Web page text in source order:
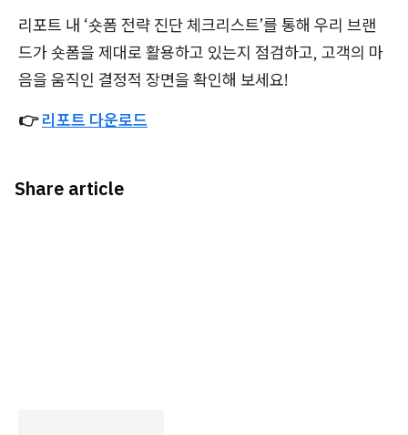
리포트 내 ‘숏폼 전략 진단 체크리스트’를 통해 우리 브랜
드가 숏폼을 제대로 활용하고 있는지 점검하고, 고객의 마
음을 움직인 결정적 장면을 확인해 보세요!
👉리포트 다운로드
Share article